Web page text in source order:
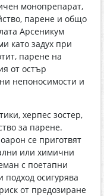
монопрепарат,
парене и общо
Арсеникум
като задух при
парене на
от остър
непоносимости и
херпес зостер,
за парене.
се приготвят
или химични
с поетапни
осигурява
от предозиране